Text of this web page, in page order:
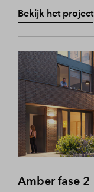
Bekijk het project
Amber fase 2